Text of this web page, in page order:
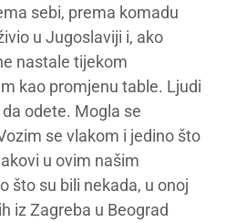
sebi, prema komadu
u Jugoslaviji i, ako
nastale tijekom
kao promjenu table. Ljudi
odete. Mogla se
se vlakom i jedino što
u ovim našim
što su bili nekada, u onoj
iz Zagreba u Beograd